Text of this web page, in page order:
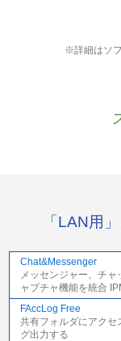
※詳細はソ
「LAN用
Chat&Messenger
メッセンジャー、チ
ャプチャ機能を統合
FAccLog Free
共有フォルダにアクセ
グ出力する